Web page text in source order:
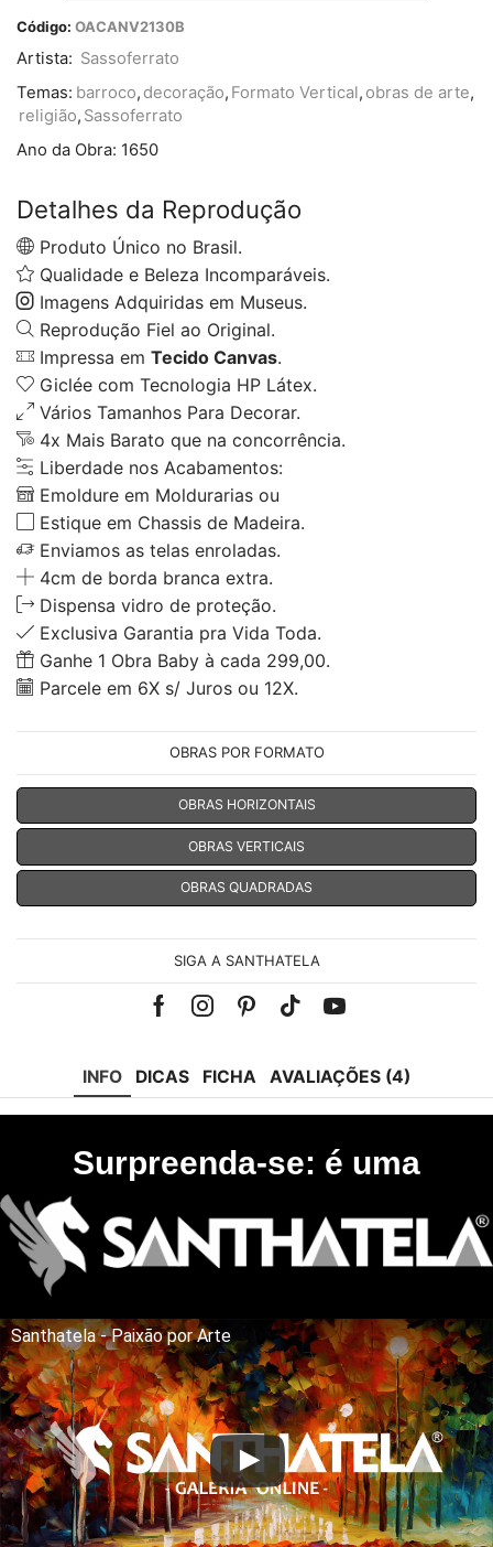
Código: OACANV2130B
Artista: Sassoferrato
Temas: barroco, decoração, Formato Vertical , obras de arte,
religião, Sassoferrato
Ano da Obra: 1650
Detalhes da Reprodução
Produto Único no Brasil.
Qualidade e Beleza Incomparáveis.
Imagens Adquiridas em Museus.
Reprodução Fiel ao Original.
Impressa em Tecido Canvas.
Giclée com Tecnologia HP Látex.
Vários Tamanhos Para Decorar.
4x Mais Barato que na concorrência.
Liberdade nos Acabamentos:
Emoldure em Moldurarias ou
Estique em Chassis de Madeira.
Enviamos as telas enroladas.
4cm de borda branca extra.
Dispensa vidro de proteção.
Exclusiva Garantia pra Vida Toda.
Ganhe 1 Obra Baby à cada 299,00.
Parcele em 6X s/ Juros ou 12X.
OBRAS POR FORMATO
OBRAS HORIZONTAIS
OBRAS VERTICAIS
OBRAS QUADRADAS
SIGA A SANTHATELA
FacebookInstagramPinterest
Tik-Youtube
INFO DICAS FICHA AVALIAÇÕES (4)
Surpreenda-se: é uma
Santhatela - Paixão por Arte